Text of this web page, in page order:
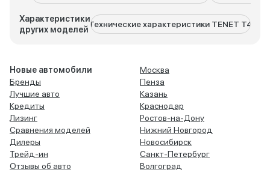
Характеристики
других моделей
Технические характеристики TENET T4
Новые автомобили
Бренды
Лучшие авто
Кредиты
Лизинг
Сравнения моделей
Дилеры
Трейд-ин
Отзывы об авто
Москва
Пенза
Казань
Краснодар
Ростов-на-Дону
Нижний Новгород
Новосибирск
Санкт-Петербург
Волгоград